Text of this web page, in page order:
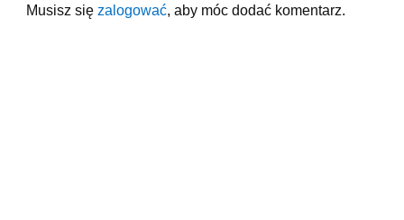
Musisz się zalogować , aby móc dodać komentarz.